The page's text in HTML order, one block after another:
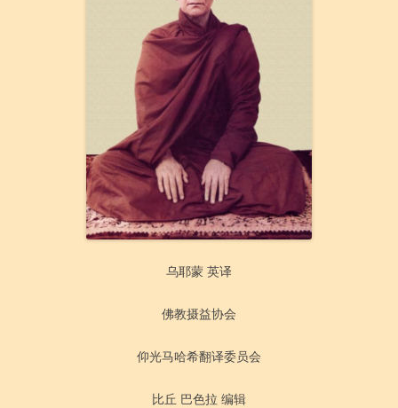
乌耶蒙 英译
佛教摄益协会
仰光马哈希翻译委员会
比丘 巴色拉 编辑